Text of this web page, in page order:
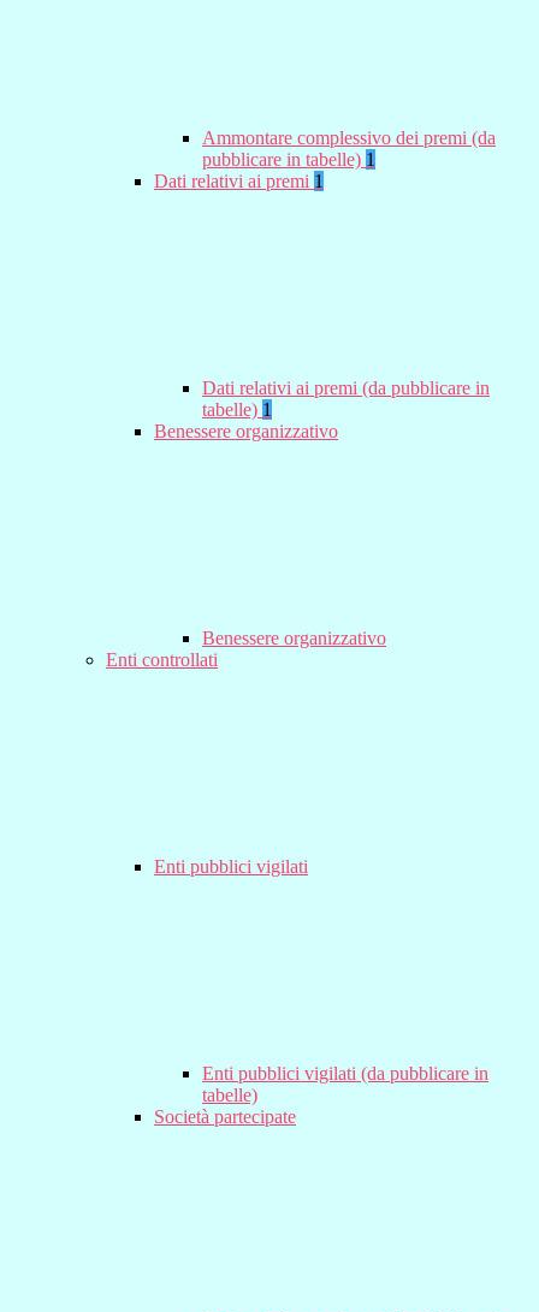
Ammontare complessivo dei premi (da
pubblicare in tabelle) 1
Dati relativi ai premi 1
Dati relativi ai premi (da pubblicare in
tabelle) 1
Benessere organizzativo
Benessere organizzativo
Enti controllati
Enti pubblici vigilati
Enti pubblici vigilati (da pubblicare in
tabelle)
Società partecipate